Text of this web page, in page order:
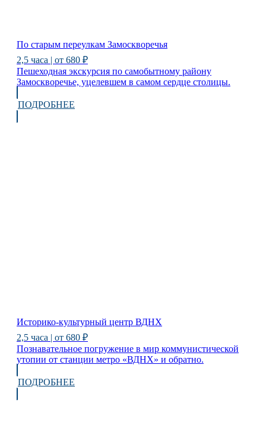
По старым переулкам Замоскворечья
2,5 часа | от 680 ₽
Пешеходная экскурсия по самобытному району
Замоскворечье, уцелевшем в самом сердце столицы.
ПОДРОБНЕЕ
Историко-культурный центр ВДНХ
2,5 часа | от 680 ₽
Познавательное погружение в мир коммунистической
утопии от станции метро «ВДНХ» и обратно.
ПОДРОБНЕЕ